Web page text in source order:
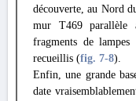
découverte, au Nord
mur T469 parallèle
fragments de
recueillis (fig. 7-8).
Enfin, une grande
date